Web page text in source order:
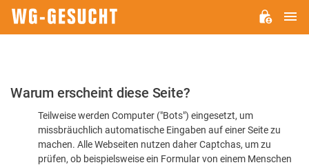
Bitte
dass
Warum erscheint diese Seite?
Teilweise werden Computer ("Bots") eingesetzt, um
missbräuchlich automatische Eingaben auf einer Seite zu
machen. Alle Webseiten nutzen daher Captchas, um zu
prüfen, ob beispielsweise ein Formular von einem Menschen